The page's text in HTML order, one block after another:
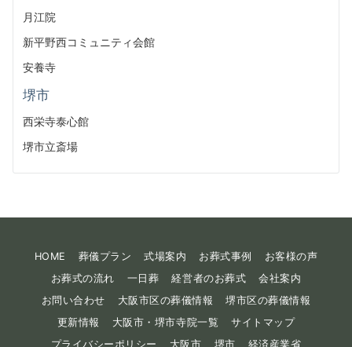
月江院
新平野西コミュニティ会館
安養寺
堺市
西栄寺泰心館
堺市立斎場
HOME 葬儀プラン 式場案内 お葬式事例
お客様の声
お葬式の流れ
一日葬 経営者のお葬式
会社案内
お問い合わせ
大阪市区の葬儀情報
堺市区の葬儀情報
更新情報
大阪市・堺市寺院一覧
サイトマップ
プライバシーポリシー
大阪市 堺市 経済産業省